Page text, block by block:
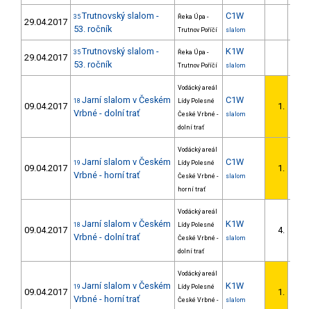
29.04.2017 35 Trutnovský slalom -
53. ročník
Řeka Úpa -
Trutnov Poříčí
C1W
slalom
29.04.2017 35 Trutnovský slalom -
53. ročník
Řeka Úpa -
Trutnov Poříčí
K1W
slalom
09.04.2017 18 Jarní slalom v Českém
Vrbné - dolní trať
Vodácký areál
Lídy Polesné
České Vrbné -
dolní trať
C1W
slalom
1.
09.04.2017 19 Jarní slalom v Českém
Vrbné - horní trať
Vodácký areál
Lídy Polesné
České Vrbné -
horní trať
C1W
slalom
1.
09.04.2017 18 Jarní slalom v Českém
Vrbné - dolní trať
Vodácký areál
Lídy Polesné
České Vrbné -
dolní trať
K1W
slalom
4.
09.04.2017 19 Jarní slalom v Českém
Vrbné - horní trať
Vodácký areál
Lídy Polesné
České Vrbné -
K1W
slalom
1.